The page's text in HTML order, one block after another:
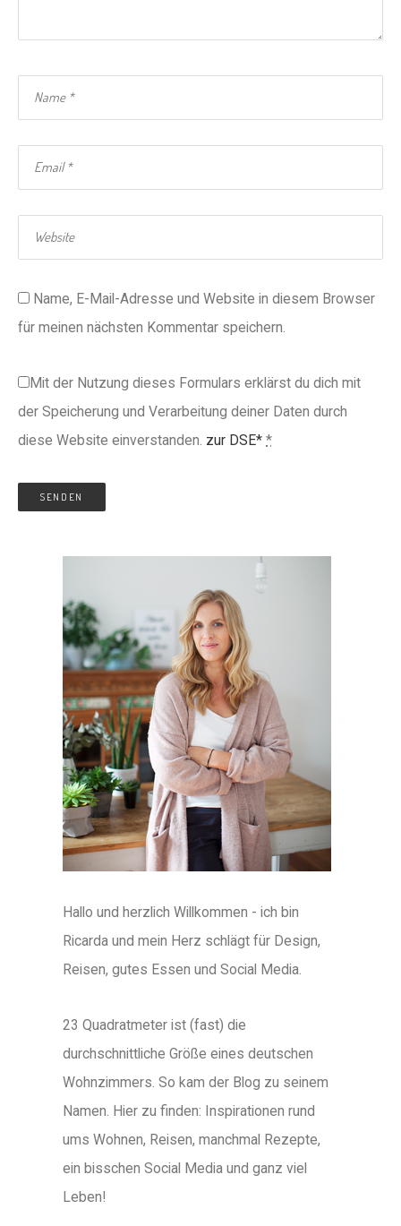
Name, E-Mail-Adresse und Website in diesem Browser
für meinen nächsten Kommentar speichern.
Mit der Nutzung dieses Formulars erklärst du dich mit
der Speicherung und Verarbeitung deiner Daten durch
diese Website einverstanden. zur DSE* *
Hallo und herzlich Willkommen - ich bin
Ricarda und mein Herz schlägt für Design,
Reisen, gutes Essen und Social Media.
23 Quadratmeter ist (fast) die
durchschnittliche Größe eines deutschen
Wohnzimmers. So kam der Blog zu seinem
Namen. Hier zu finden: Inspirationen rund
ums Wohnen, Reisen, manchmal Rezepte,
ein bisschen Social Media und ganz viel
Leben!